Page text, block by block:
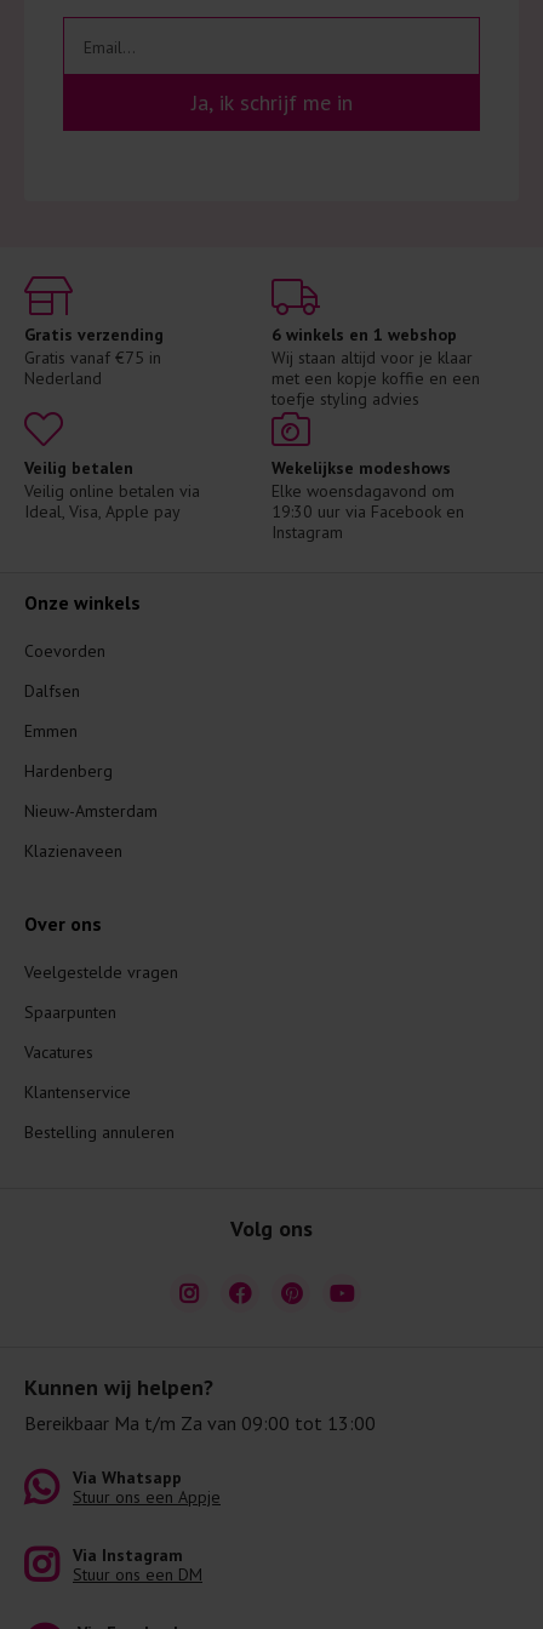
Ja, ik schrijf me in
Gratis verzending
Gratis vanaf €75 in
Nederland
6 winkels en 1 webshop
Wij staan altijd voor je klaar
met een kopje koffie en een
toefje styling advies
Veilig betalen
Veilig online betalen via
Ideal, Visa, Apple pay
Wekelijkse modeshows
Elke woensdagavond om
19:30 uur via Facebook en
Instagram
Kunnen wij helpen?
Bereikbaar Ma t/m Za van 09:00 tot 13:00
Via Whatsapp
Stuur ons een Appje
Via Instagram
Stuur ons een DM
Onze winkels
Coevorden
Dalfsen
Emmen
Hardenberg
Nieuw-Amsterdam
Klazienaveen
Over ons
Veelgestelde vragen
Spaarpunten
Vacatures
Klantenservice
Bestelling annuleren
Volg ons